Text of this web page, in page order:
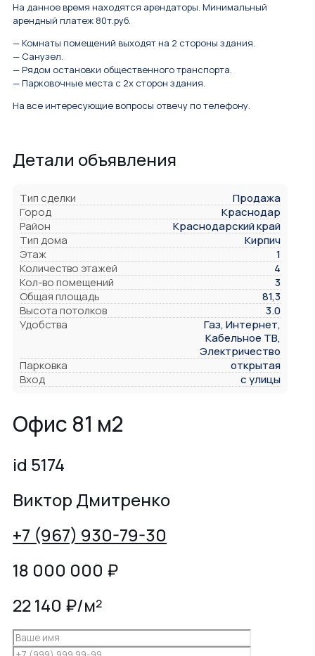
На данное время находятся арендаторы. Минимальный
арендный платеж 80т.руб.
— Комнаты помещений выходят на 2 стороны здания.
— Санузел.
— Рядом остановки общественного транспорта.
— Парковочные места с 2х сторон здания.
На все интересующие вопросы отвечу по телефону.
Детали объявления
Тип сделки
Продажа
Город
Краснодар
Район
Краснодарский край
Тип дома
Кирпич
Этаж
1
Количество этажей
4
Кол-во помещений
3
Общая площадь
81,3
Высота потолков
3.0
Удобства
Газ, Интернет,
Кабельное ТВ,
Электричество
Парковка
открытая
Вход
с улицы
Офис 81 м2
id 5174
Виктор Дмитренко
+7 (967) 930-79-30
18 000 000 ₽
22 140 ₽/м²